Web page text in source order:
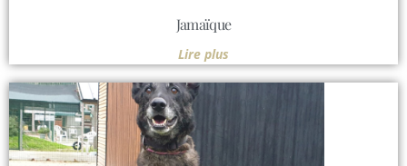
Jamaïque
Lire plus